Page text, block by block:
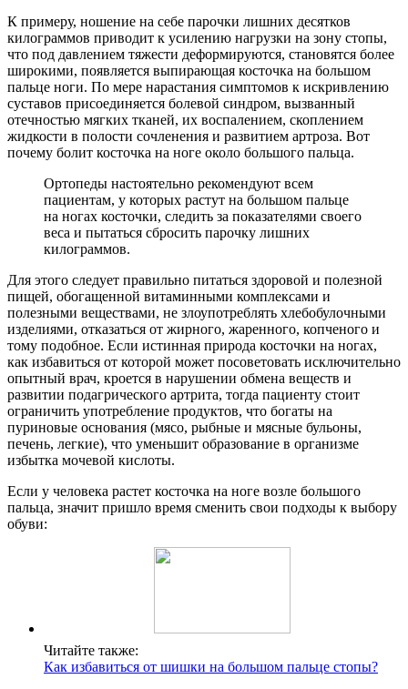
К примеру, ношение на себе парочки лишних десятков
килограммов приводит к усилению нагрузки на зону стопы,
что под давлением тяжести деформируются, становятся более
широкими, появляется выпирающая косточка на большом
пальце ноги. По мере нарастания симптомов к искривлению
суставов присоединяется болевой синдром, вызванный
отечностью мягких тканей, их воспалением, скоплением
жидкости в полости сочленения и развитием артроза. Вот
почему болит косточка на ноге около большого пальца.
Ортопеды настоятельно рекомендуют всем
пациентам, у которых растут на большом пальце
на ногах косточки, следить за показателями своего
веса и пытаться сбросить парочку лишних
килограммов.
Для этого следует правильно питаться здоровой и полезной
пищей, обогащенной витаминными комплексами и
полезными веществами, не злоупотреблять хлебобулочными
изделиями, отказаться от жирного, жаренного, копченого и
тому подобное. Если истинная природа косточки на ногах,
как избавиться от которой может посоветовать исключительно
опытный врач, кроется в нарушении обмена веществ и
развитии подагрического артрита, тогда пациенту стоит
ограничить употребление продуктов, что богаты на
пуриновые основания (мясо, рыбные и мясные бульоны,
печень, легкие), что уменьшит образование в организме
избытка мочевой кислоты.
Если у человека растет косточка на ноге возле большого
пальца, значит пришло время сменить свои подходы к выбору
обуви:
Читайте также:
Как избавиться от шишки на большом пальце стопы?